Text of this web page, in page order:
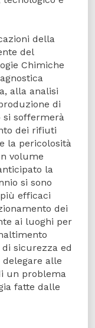
della
del
Chimiche
alla analisi
di
si soffermerà
dei rifiuti
la pericolosità
volume
la
si sono
efficaci
dei
ai luoghi per
sicurezza ed
alle
un problema
fatte dalle